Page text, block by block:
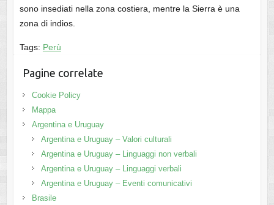
sono insediati nella zona costiera, mentre la Sierra è una
zona di indios.
Tags: Perù
Pagine correlate
Cookie Policy
Mappa
Argentina e Uruguay
Argentina e Uruguay – Valori culturali
Argentina e Uruguay – Linguaggi non verbali
Argentina e Uruguay – Linguaggi verbali
Argentina e Uruguay – Eventi comunicativi
Brasile